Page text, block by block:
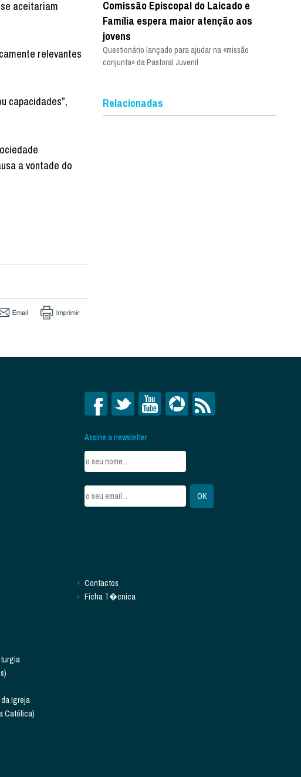
aceitariam
relevantes
capacidades”,
a vontade do
Comissão Episcopal do Laicado e
Família espera maior atenção aos
jovens
Questionário lançado para ajudar na «missão
conjunta» da Pastoral Juvenil
Relacionadas
Assine a newsletter
Igreja
Católica)
Contactos
Ficha T�cnica